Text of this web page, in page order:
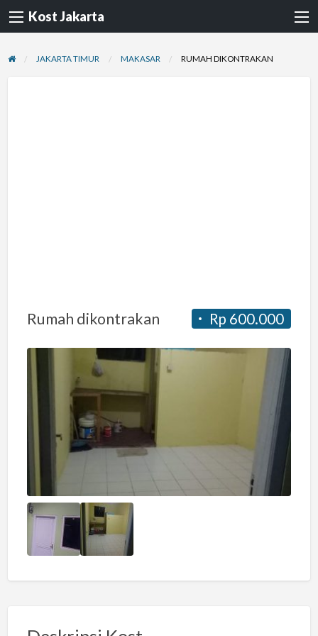
Kost Jakarta
JAKARTA TIMUR MAKASAR RUMAH DIKONTRAKAN
Rp 600.000
Rumah dikontrakan